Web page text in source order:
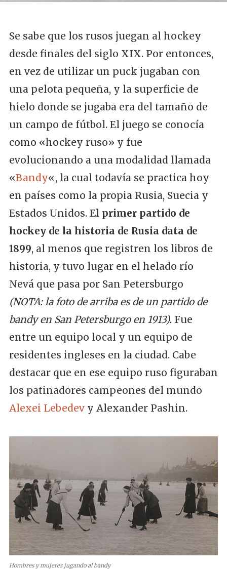
Se sabe que los rusos juegan al hockey
desde finales del siglo XIX. Por entonces,
en vez de utilizar un puck jugaban con
una pelota pequeña, y la superficie de
hielo donde se jugaba era del tamaño de
un campo de fútbol. El juego se conocía
como «hockey ruso» y fue
evolucionando a una modalidad llamada
«Bandy«, la cual todavía se practica hoy
en países como la propia Rusia, Suecia y
Estados Unidos. El primer partido de
hockey de la historia de Rusia data de
1899, al menos que registren los libros de
historia, y tuvo lugar en el helado río
Nevá que pasa por San Petersburgo
(NOTA: la foto de arriba es de un partido de
bandy en San Petersburgo en 1913). Fue
entre un equipo local y un equipo de
residentes ingleses en la ciudad. Cabe
destacar que en ese equipo ruso figuraban
los patinadores campeones del mundo
Alexei Lebedevy Alexander Pashin.
Hombres y mujeres jugando al bandy